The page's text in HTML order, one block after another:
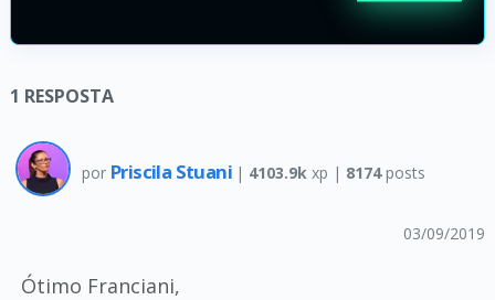
1 RESPOSTA
por Priscila Stuani | 4103.9k xp | 8174posts
03/09/2019
Ótimo Franciani,